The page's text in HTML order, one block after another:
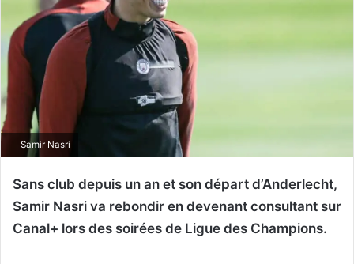
Samir Nasri
Sans club depuis un an et son départ d’Anderlecht,
Samir Nasri va rebondir en devenant consultant sur
Canal+ lors des soirées de Ligue des Champions.